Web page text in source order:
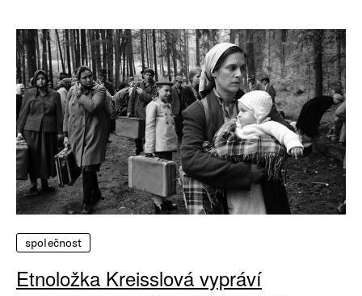
společnost
Etnoložka Kreisslová vypráví